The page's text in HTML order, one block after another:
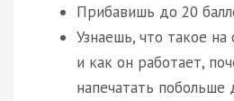
Прибавишь до 20
Узнаешь, что такое
и как он работает,
напечатать побольше